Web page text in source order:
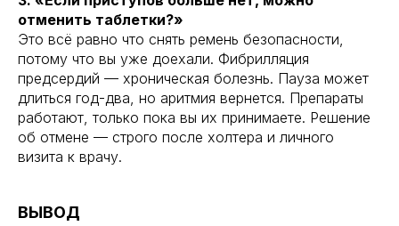
отменить таблетки?»
Это всё равно что снять ремень безопасности,
потому что вы уже доехали. Фибрилляция
предсердий — хроническая болезнь. Пауза может
длиться год-два, но аритмия вернется. Препараты
работают, только пока вы их принимаете. Решение
об отмене — строго после холтера и личного
визита к врачу.
ВЫВОД
Меню
Кардио-кресло
2024 © Все права защищены